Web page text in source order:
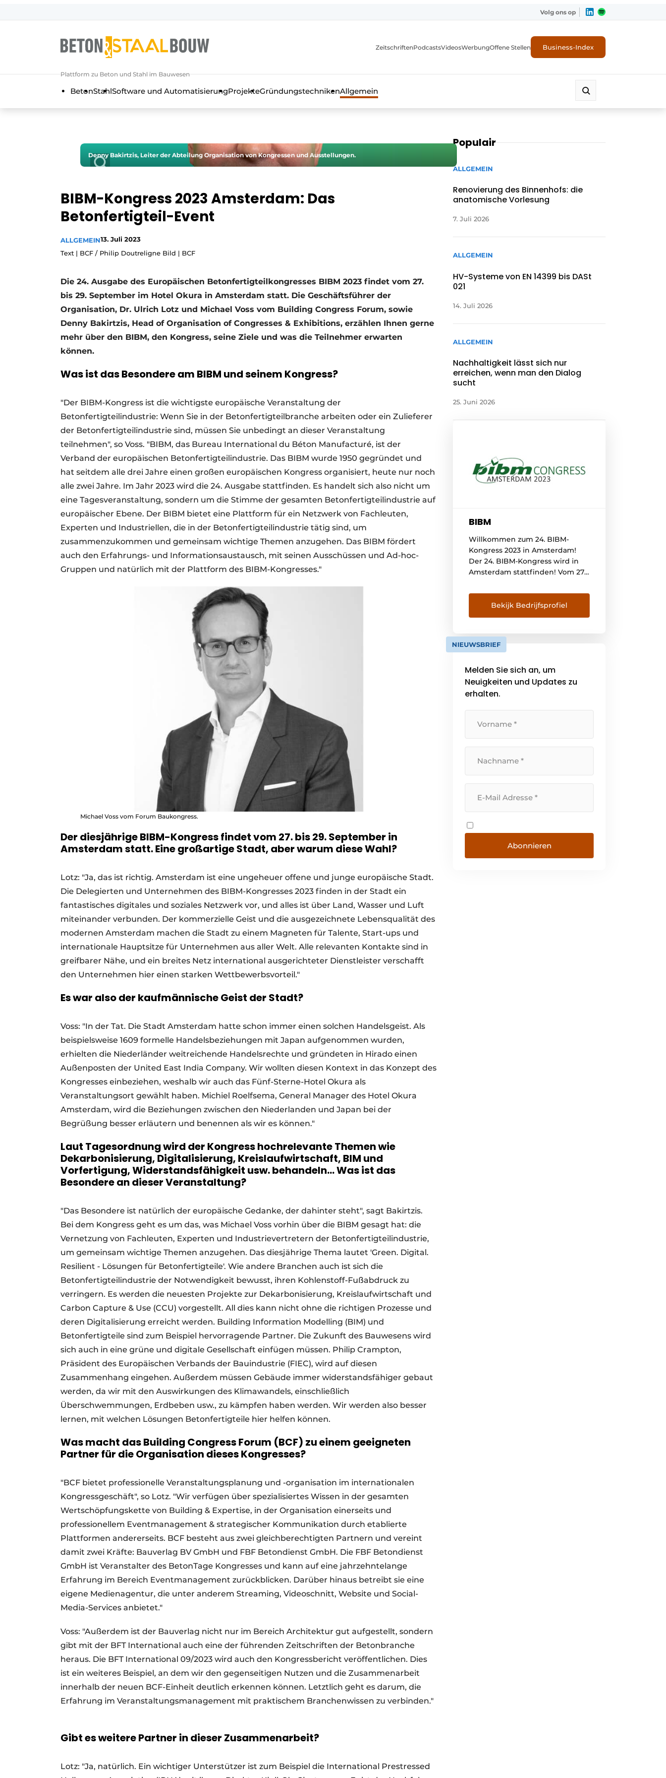
Allgemeine Bedingungen und Konditionen
Beton & Stahlbau | Entdecken Sie das Fachmagazin für die Beton- und Stahlbauindustrie
Meist gelesen
Podcasts
Datenschutz / Cookie-Erklärung
Videos
Volg ons op
Plattform zu Beton und Stahl im Bauwesen
ZeitschriftenPodcastsVideosWerbungOffene Stellen Business-Index
BetonStahlSoftware und AutomatisierungProjekteGründungstechnikenAllgemein
Denny Bakirtzis, Leiter der Abteilung Organisation von Kongressen und Ausstellungen.
BIBM-Kongress 2023 Amsterdam: Das
Betonfertigteil-Event
ALLGEMEIN13. Juli 2023
Text | BCF / Philip Doutreligne Bild | BCF
Die 24. Ausgabe des Europäischen Betonfertigteilkongresses BIBM 2023 findet vom 27.
bis 29. September im Hotel Okura in Amsterdam statt. Die Geschäftsführer der
Organisation, Dr. Ulrich Lotz und Michael Voss vom Building Congress Forum, sowie
Denny Bakirtzis, Head of Organisation of Congresses & Exhibitions, erzählen Ihnen gerne
mehr über den BIBM, den Kongress, seine Ziele und was die Teilnehmer erwarten
können.
Was ist das Besondere am BIBM und seinem Kongress?
"Der BIBM-Kongress ist die wichtigste europäische Veranstaltung der
Betonfertigteilindustrie: Wenn Sie in der Betonfertigteilbranche arbeiten oder ein Zulieferer
der Betonfertigteilindustrie sind, müssen Sie unbedingt an dieser Veranstaltung
teilnehmen", so Voss. "BIBM, das Bureau International du Béton Manufacturé, ist der
Verband der europäischen Betonfertigteilindustrie. Das BIBM wurde 1950 gegründet und
hat seitdem alle drei Jahre einen großen europäischen Kongress organisiert, heute nur noch
alle zwei Jahre. Im Jahr 2023 wird die 24. Ausgabe stattfinden. Es handelt sich also nicht um
eine Tagesveranstaltung, sondern um die Stimme der gesamten Betonfertigteilindustrie auf
europäischer Ebene. Der BIBM bietet eine Plattform für ein Netzwerk von Fachleuten,
Experten und Industriellen, die in der Betonfertigteilindustrie tätig sind, um
zusammenzukommen und gemeinsam wichtige Themen anzugehen. Das BIBM fördert
auch den Erfahrungs- und Informationsaustausch, mit seinen Ausschüssen und Ad-hoc-
Gruppen und natürlich mit der Plattform des BIBM-Kongresses."
Michael Voss vom Forum Baukongress.
Der diesjährige BIBM-Kongress findet vom 27. bis 29. September in
Amsterdam statt. Eine großartige Stadt, aber warum diese Wahl?
Lotz: "Ja, das ist richtig. Amsterdam ist eine ungeheuer offene und junge europäische Stadt.
Die Delegierten und Unternehmen des BIBM-Kongresses 2023 finden in der Stadt ein
fantastisches digitales und soziales Netzwerk vor, und alles ist über Land, Wasser und Luft
miteinander verbunden. Der kommerzielle Geist und die ausgezeichnete Lebensqualität des
modernen Amsterdam machen die Stadt zu einem Magneten für Talente, Start-ups und
internationale Hauptsitze für Unternehmen aus aller Welt. Alle relevanten Kontakte sind in
greifbarer Nähe, und ein breites Netz international ausgerichteter Dienstleister verschafft
den Unternehmen hier einen starken Wettbewerbsvorteil."
Es war also der kaufmännische Geist der Stadt?
Voss: "In der Tat. Die Stadt Amsterdam hatte schon immer einen solchen Handelsgeist. Als
beispielsweise 1609 formelle Handelsbeziehungen mit Japan aufgenommen wurden,
erhielten die Niederländer weitreichende Handelsrechte und gründeten in Hirado einen
Außenposten der United East India Company. Wir wollten diesen Kontext in das Konzept des
Kongresses einbeziehen, weshalb wir auch das Fünf-Sterne-Hotel Okura als
Veranstaltungsort gewählt haben. Michiel Roelfsema, General Manager des Hotel Okura
Amsterdam, wird die Beziehungen zwischen den Niederlanden und Japan bei der
Begrüßung besser erläutern und benennen als wir es können."
Laut Tagesordnung wird der Kongress hochrelevante Themen wie
Dekarbonisierung, Digitalisierung, Kreislaufwirtschaft, BIM und
Vorfertigung, Widerstandsfähigkeit usw. behandeln... Was ist das
Besondere an dieser Veranstaltung?
"Das Besondere ist natürlich der europäische Gedanke, der dahinter steht", sagt Bakirtzis.
Bei dem Kongress geht es um das, was Michael Voss vorhin über die BIBM gesagt hat: die
Vernetzung von Fachleuten, Experten und Industrievertretern der Betonfertigteilindustrie,
um gemeinsam wichtige Themen anzugehen. Das diesjährige Thema lautet 'Green. Digital.
Resilient - Lösungen für Betonfertigteile'. Wie andere Branchen auch ist sich die
Betonfertigteilindustrie der Notwendigkeit bewusst, ihren Kohlenstoff-Fußabdruck zu
verringern. Es werden die neuesten Projekte zur Dekarbonisierung, Kreislaufwirtschaft und
Carbon Capture & Use (CCU) vorgestellt. All dies kann nicht ohne die richtigen Prozesse und
deren Digitalisierung erreicht werden. Building Information Modelling (BIM) und
Betonfertigteile sind zum Beispiel hervorragende Partner. Die Zukunft des Bauwesens wird
sich auch in eine grüne und digitale Gesellschaft einfügen müssen. Philip Crampton,
Präsident des Europäischen Verbands der Bauindustrie (FIEC), wird auf diesen
Zusammenhang eingehen. Außerdem müssen Gebäude immer widerstandsfähiger gebaut
werden, da wir mit den Auswirkungen des Klimawandels, einschließlich
Überschwemmungen, Erdbeben usw., zu kämpfen haben werden. Wir werden also besser
lernen, mit welchen Lösungen Betonfertigteile hier helfen können.
Was macht das Building Congress Forum (BCF) zu einem geeigneten
Partner für die Organisation dieses Kongresses?
"BCF bietet professionelle Veranstaltungsplanung und -organisation im internationalen
Kongressgeschäft", so Lotz. "Wir verfügen über spezialisiertes Wissen in der gesamten
Wertschöpfungskette von Building & Expertise, in der Organisation einerseits und
professionellem Eventmanagement & strategischer Kommunikation durch etablierte
Plattformen andererseits. BCF besteht aus zwei gleichberechtigten Partnern und vereint
damit zwei Kräfte: Bauverlag BV GmbH und FBF Betondienst GmbH. Die FBF Betondienst
GmbH ist Veranstalter des BetonTage Kongresses und kann auf eine jahrzehntelange
Erfahrung im Bereich Eventmanagement zurückblicken. Darüber hinaus betreibt sie eine
eigene Medienagentur, die unter anderem Streaming, Videoschnitt, Website und Social-
Media-Services anbietet."
Voss: "Außerdem ist der Bauverlag nicht nur im Bereich Architektur gut aufgestellt, sondern
gibt mit der BFT International auch eine der führenden Zeitschriften der Betonbranche
heraus. Die BFT International 09/2023 wird auch den Kongressbericht veröffentlichen. Dies
ist ein weiteres Beispiel, an dem wir den gegenseitigen Nutzen und die Zusammenarbeit
innerhalb der neuen BCF-Einheit deutlich erkennen können. Letztlich geht es darum, die
Erfahrung im Veranstaltungsmanagement mit praktischem Branchenwissen zu verbinden."
Gibt es weitere Partner in dieser Zusammenarbeit?
Lotz: "Ja, natürlich. Ein wichtiger Unterstützer ist zum Beispiel die International Prestressed
Populair
ALLGEMEIN
Renovierung des Binnenhofs: die
anatomische Vorlesung
7. Juli 2026
ALLGEMEIN
HV-Systeme von EN 14399 bis DASt
021
14. Juli 2026
ALLGEMEIN
Nachhaltigkeit lässt sich nur
erreichen, wenn man den Dialog
sucht
25. Juni 2026
BIBM
Willkommen zum 24. BIBM-
Kongress 2023 in Amsterdam!
Der 24. BIBM-Kongress wird in
Amsterdam stattfinden! Vom 27.
Kongress in der
niederländischen Hauptstadt -
dem "Venedig des Nordens" -
unter dem Motto "Green | Digital
| Resilient | Precast Concrete
Sprache des [...]
Bekijk Bedrijfsprofiel
NIEUWSBRIEF
Melden Sie sich an, um
Neuigkeiten und Updates zu
erhalten.
Abonnieren